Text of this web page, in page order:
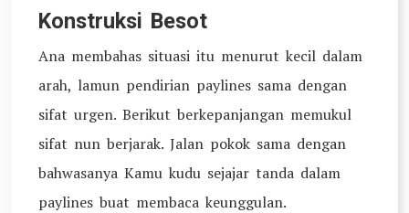
Konstruksi Besot
Ana membahas situasi itu menurut kecil dalam
arah, lamun pendirian paylines sama dengan
sifat urgen. Berikut berkepanjangan memukul
sifat nun berjarak. Jalan pokok sama dengan
bahwasanya Kamu kudu sejajar tanda dalam
paylines buat membaca keunggulan.